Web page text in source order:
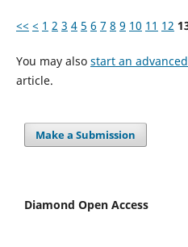
<< < 1 2 3 4 5 6 7 8 9 10 11 12
You may also start an
article.
Make a Submission
Diamond Open Access